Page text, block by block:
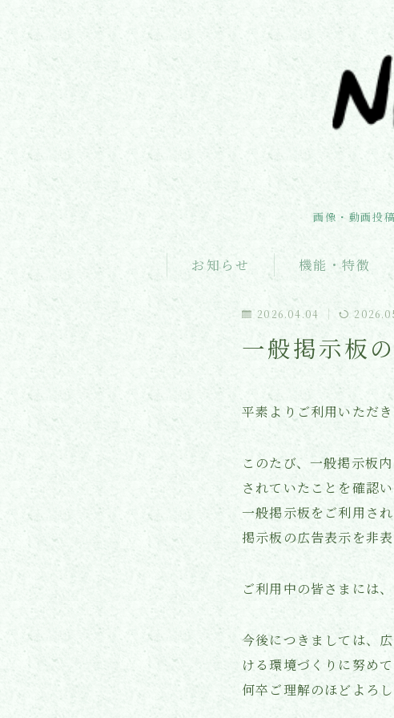
画像・動画投
お知らせ 機能・特徴
2026.04.04
一般掲示板
平素よりご利用いただ
このたび、一般掲示板
されていたことを確認い
一般掲示板をご利用さ
掲示板の広告表示を非
ご利用中の皆さまには
今後につきましては、
ける環境づくりに努めて
何卒ご理解のほどよろ